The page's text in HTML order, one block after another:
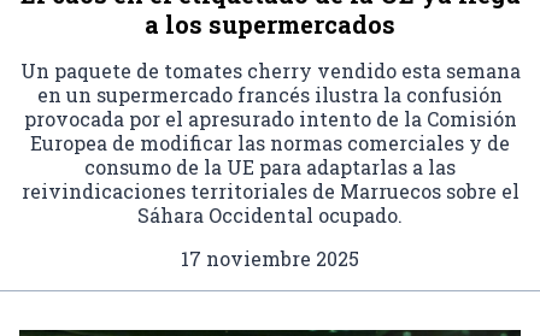
a los supermercados
Un paquete de tomates cherry vendido esta semana
en un supermercado francés ilustra la confusión
provocada por el apresurado intento de la Comisión
Europea de modificar las normas comerciales y de
consumo de la UE para adaptarlas a las
reivindicaciones territoriales de Marruecos sobre el
Sáhara Occidental ocupado.
17 noviembre 2025